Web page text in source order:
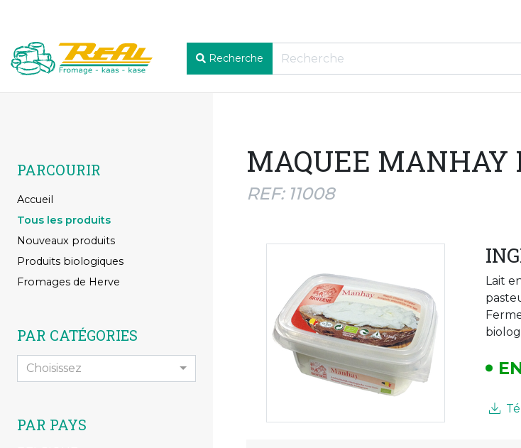
Recherche
PARCOURIR
Accueil
Tous les produits
Nouveaux produits
Produits biologiques
Fromages de Herve
PAR CATÉGORIES
Choisissez
PAR PAYS
MAQUEE MANHAY
REF: 11008
Lait